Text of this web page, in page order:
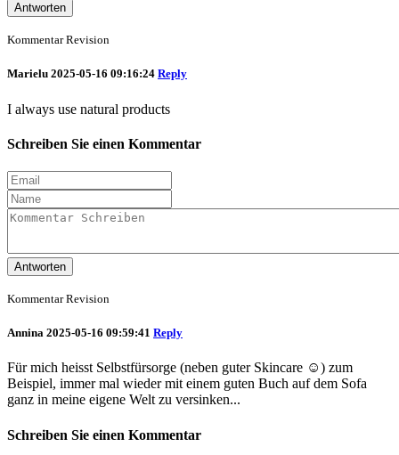
Antworten
Kommentar Revision
Marielu 2025-05-16 09:16:24 Reply
I always use natural products
Schreiben Sie einen Kommentar
Antworten
Kommentar Revision
Annina 2025-05-16 09:59:41 Reply
Für mich heisst Selbstfürsorge (neben guter Skincare ☺️) zum
Beispiel, immer mal wieder mit einem guten Buch auf dem Sofa
ganz in meine eigene Welt zu versinken...
Schreiben Sie einen Kommentar